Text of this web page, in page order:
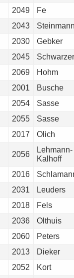
2049
Fe
2043
2030
Gebker
2045
2069
Hohm
2001
Busche
2054
Sasse
2055
Sasse
2017 Olich
2056
Lehmann-
Kalhoff
2016
2031
Leuders
2018
Fels
2036
Olthuis
2060
Peters
2013
Dieker
2052
Kort